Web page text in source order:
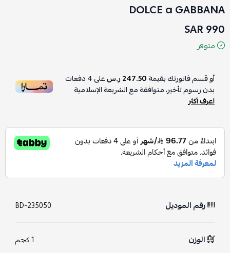
DOLCE a GABBANA
990 SAR
متوفر
أو قسم فاتورتك بقيمة247.50 ر.س على4دفعات
بدون رسوم تأخير، متوافقة مع الشريعة الإسلامية
اعرف أكثر
رقم الموديل BD-235050
الوزن 1 كجم